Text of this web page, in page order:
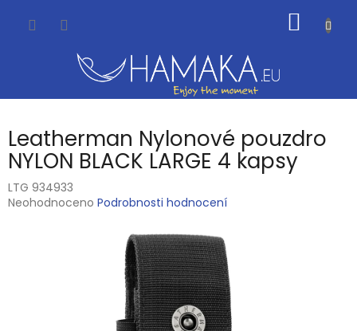
KOŠÍK
Leatherman Nylonové pouzdro
NYLON BLACK LARGE 4 kapsy
LTG 934933
Průměrné
Neohodnoceno Podrobnosti hodnocení